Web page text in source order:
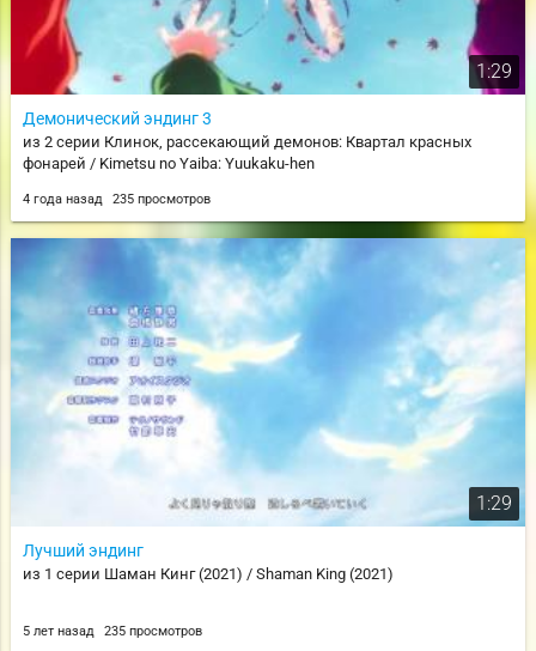
1:29
Демонический эндинг 3
из 2 серии Клинок, рассекающий демонов: Квартал красных
фонарей / Kimetsu no Yaiba: Yuukaku-hen
4 года назад 235 просмотров
1:29
Лучший эндинг
из 1 серии Шаман Кинг (2021) / Shaman King (2021)
5 лет назад 235 просмотров